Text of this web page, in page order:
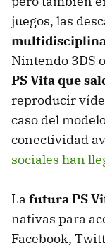
juegos, las
Nintendo 3DS
PS Vita que
reproducir
caso del
conectividad
sociales han
La futura PS
nativas para
Facebook,